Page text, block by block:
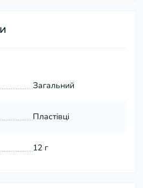
Загальний
Пластівці
12 г